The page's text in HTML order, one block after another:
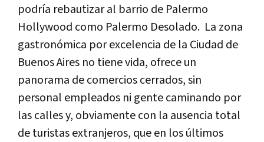
podría rebautizar al barrio de Palermo
Hollywood como Palermo Desolado. La zona
gastronómica por excelencia de la Ciudad de
Buenos Aires no tiene vida, ofrece un
panorama de comercios cerrados, sin
personal empleados ni gente caminando por
las calles y, obviamente con la ausencia total
de turistas extranjeros, que en los últimos